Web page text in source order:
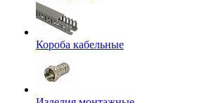
Короба кабельные